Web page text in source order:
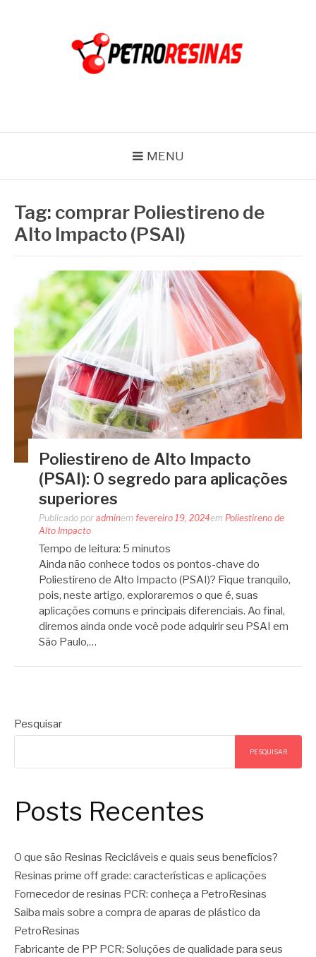
MENU
Tag: comprar Poliestireno de
Alto Impacto (PSAI)
Poliestireno de Alto Impacto
(PSAI): O segredo para aplicações
superiores
Publicado por adminem fevereiro 19, 2024em Poliestireno de
Alto Impacto
Tempo de leitura: 5 minutos
Ainda não conhece todos os pontos-chave do
Poliestireno de Alto Impacto (PSAI)? Fique tranquilo,
pois, neste artigo, exploraremos o que é, suas
aplicações comuns e principais diferenciais. Ao final,
diremos ainda onde você pode adquirir seu PSAI em
São Paulo,…
Pesquisar
PESQUISAR
Posts Recentes
O que são Resinas Recicláveis e quais seus benefícios?
Resinas prime off grade: características e aplicações
Fornecedor de resinas PCR: conheça a PetroResinas
Saiba mais sobre a compra de aparas de plástico da
PetroResinas
Fabricante de PP PCR: Soluções de qualidade para seus